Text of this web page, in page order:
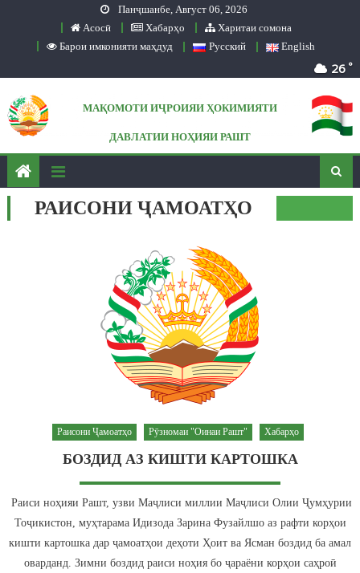
Панҷшанбе, Август 06, 2026
Асосӣ
Хабарҳо
Харитаи сомона
Барои имконияти маҳдуд
Русский English
26 °
МАҚОМОТИ ИҶРОИЯИ ҲОКИМИЯТИ
ДАВЛАТИИ НОҲИЯИ РАШТ
РАИСОНИ ҶАМОАТҲО
Раисони Ҷамоатҳо Рӯзномаи "Оинаи Рашт" Хабарҳо
БОЗДИД АЗ КИШТИ КАРТОШКА
Раиси ноҳияи Рашт, узви Маҷлиси миллии Маҷлиси Олии Ҷумҳурии
Тоҷикистон, муҳтарама Идизода Зарина Фузайлшо аз рафти корҳои
кишти картошка дар ҷамоатҳои деҳоти Ҳоит ва Ясман боздид ба амал
оварданд. Зимни боздид раиси ноҳия бо ҷараёни корҳои саҳроӣ